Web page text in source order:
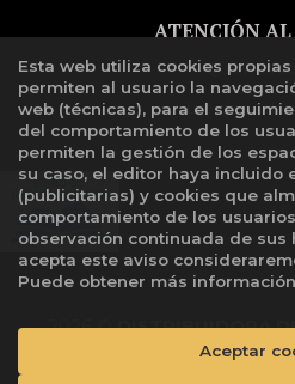
ATENCIÓN
Quiénes
Libro de
2026 ©DISTRIBUIDORA
. Todos los
Esta web utiliza cookies
permiten al usuario la
web (técnicas), para el
del comportamiento de los
permiten la gestión de los
su caso, el editor haya incluido
(publicitarias) y cookies que
comportamiento de los
observación continuada de sus
acepta este aviso
Puede obtener más información
Aceptar